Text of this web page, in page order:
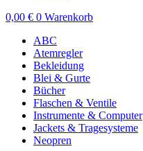
0,00 € 0 Warenkorb
ABC
Atemregler
Bekleidung
Blei & Gurte
Bücher
Flaschen & Ventile
Instrumente & Computer
Jackets & Tragesysteme
Neopren